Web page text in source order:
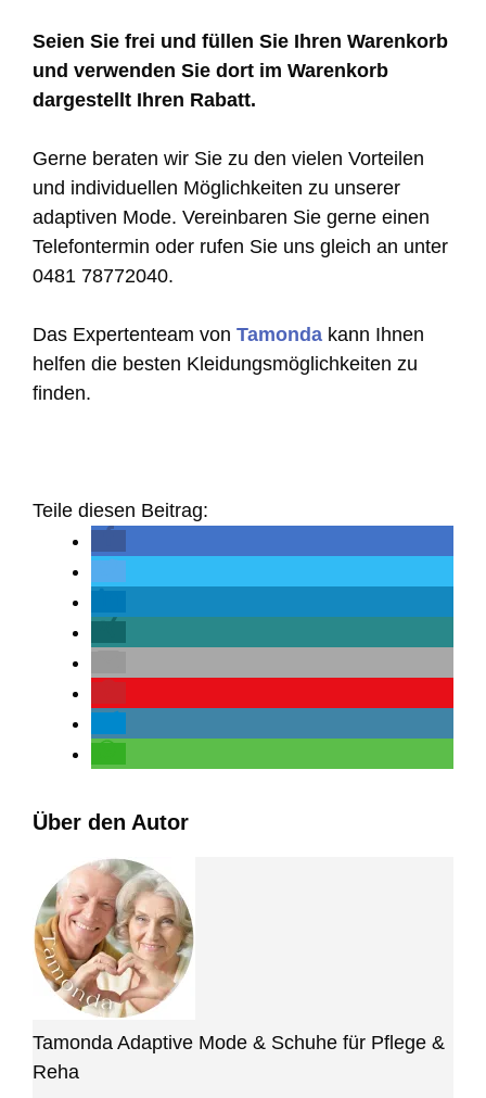
Seien Sie frei und füllen Sie Ihren Warenkorb
und verwenden Sie dort im Warenkorb
dargestellt Ihren Rabatt.
Gerne beraten wir Sie zu den vielen Vorteilen
und individuellen Möglichkeiten zu unserer
adaptiven Mode. Vereinbaren Sie gerne einen
Telefontermin oder rufen Sie uns gleich an unter
0481 78772040.
Das Expertenteam von Tamonda kann Ihnen
helfen die besten Kleidungsmöglichkeiten zu
finden.
Teile diesen Beitrag:
Über den Autor
Tamonda Adaptive Mode & Schuhe für Pflege &
Reha